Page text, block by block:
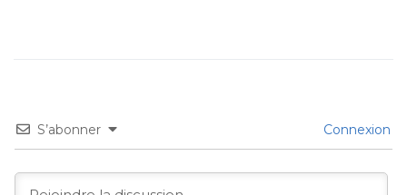
S’abonner Connexion